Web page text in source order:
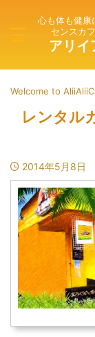
心も体も健康
センスカ
アリ
Welcome to
レンタル
2014年5月8日